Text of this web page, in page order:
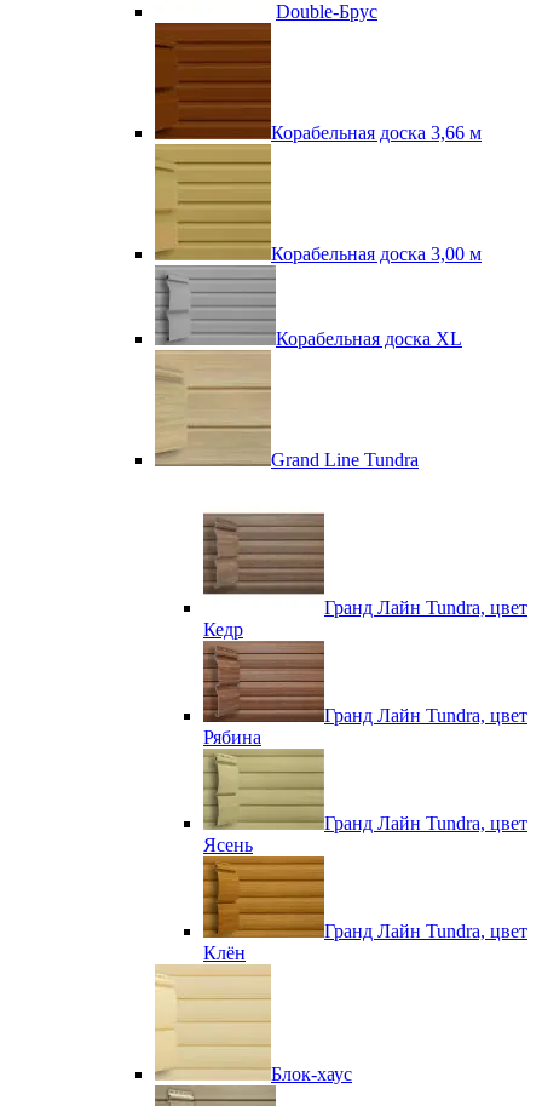
Double-Брус
Корабельная доска 3,66 м
Корабельная доска 3,00 м
Корабельная доска XL
Grand Line Tundra
Гранд Лайн Tundra, цвет
Кедр
Гранд Лайн Tundra, цвет
Рябина
Гранд Лайн Tundra, цвет
Ясень
Гранд Лайн Tundra, цвет
Клён
Блок-хаус